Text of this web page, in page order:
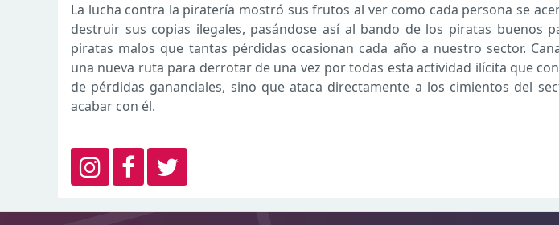
La lucha contra la piratería mostró sus frutos al ver como cada persona se
destruir sus copias ilegales, pasándose así al bando de los piratas buenos
piratas malos que tantas pérdidas ocasionan cada año a nuestro sector.
una nueva ruta para derrotar de una vez por todas esta actividad ilícita que
de pérdidas gananciales, sino que ataca directamente a los cimientos del
acabar con él.